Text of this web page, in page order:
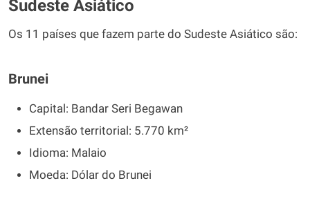
Sudeste Asiático
Os 11 países que fazem parte do Sudeste Asiático são:
Brunei
Capital: Bandar Seri Begawan
Extensão territorial: 5.770 km²
Idioma: Malaio
Moeda: Dólar do Brunei